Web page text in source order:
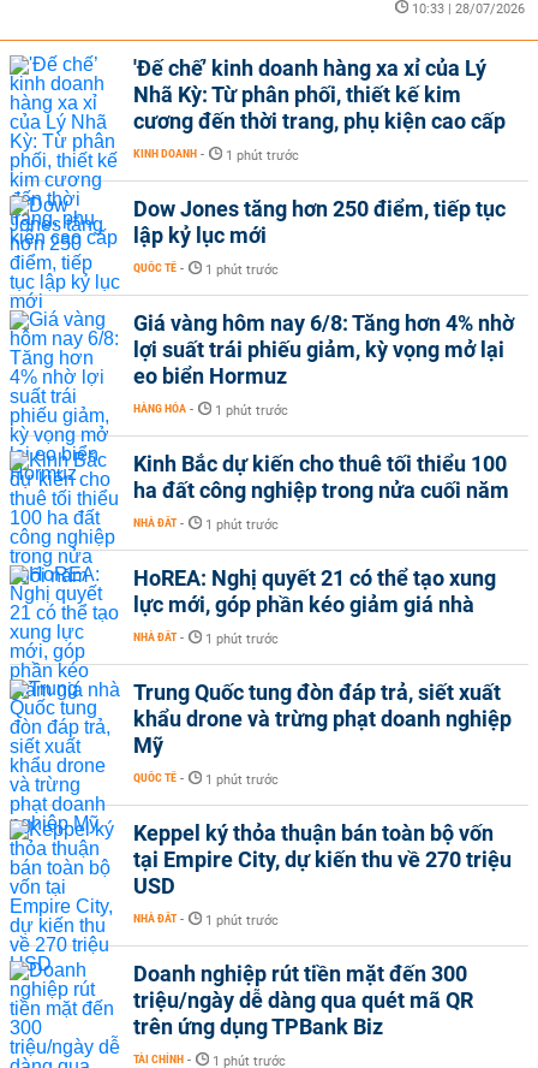
10:33 | 28/07/2026
'Đế chế’ kinh doanh hàng xa xỉ của Lý
Nhã Kỳ: Từ phân phối, thiết kế kim
cương đến thời trang, phụ kiện cao cấp
KINH DOANH - 1 phút trước
Dow Jones tăng hơn 250 điểm, tiếp tục
lập kỷ lục mới
QUỐC TẾ - 1 phút trước
Giá vàng hôm nay 6/8: Tăng hơn 4% nhờ
lợi suất trái phiếu giảm, kỳ vọng mở lại
eo biển Hormuz
HÀNG HÓA - 1 phút trước
Kinh Bắc dự kiến cho thuê tối thiểu 100
ha đất công nghiệp trong nửa cuối năm
NHÀ ĐẤT - 1 phút trước
HoREA: Nghị quyết 21 có thể tạo xung
lực mới, góp phần kéo giảm giá nhà
NHÀ ĐẤT - 1 phút trước
Trung Quốc tung đòn đáp trả, siết xuất
khẩu drone và trừng phạt doanh nghiệp
Mỹ
QUỐC TẾ - 1 phút trước
Keppel ký thỏa thuận bán toàn bộ vốn
tại Empire City, dự kiến thu về 270 triệu
USD
NHÀ ĐẤT - 1 phút trước
Doanh nghiệp rút tiền mặt đến 300
triệu/ngày dễ dàng qua quét mã QR
trên ứng dụng TPBank Biz
TÀI CHÍNH - 1 phút trước